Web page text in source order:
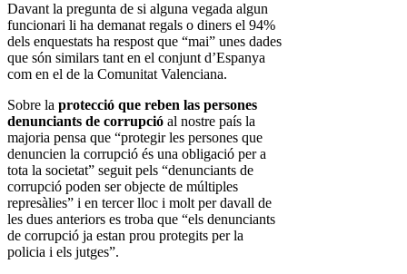
Davant la pregunta de si alguna vegada algun
funcionari li ha demanat regals o diners el 94%
dels enquestats ha respost que “mai” unes dades
que són similars tant en el conjunt d’Espanya
com en el de la Comunitat Valenciana.
Sobre la protecció que reben las persones
denunciants de corrupció al nostre país la
majoria pensa que “protegir les persones que
denuncien la corrupció és una obligació per a
tota la societat” seguit pels “denunciants de
corrupció poden ser objecte de múltiples
represàlies” i en tercer lloc i molt per davall de
les dues anteriors es troba que “els denunciants
de corrupció ja estan prou protegits per la
policia i els jutges”.